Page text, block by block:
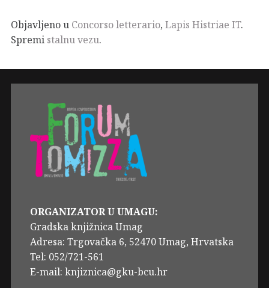
Objavljeno u Concorso letterario, Lapis Histriae IT.
Spremi stalnu vezu.
ORGANIZATOR U UMAGU:
Gradska knjižnica Umag
Adresa: Trgovačka 6, 52470 Umag, Hrvatska
Tel: 052/721-561
E-mail: knjiznica@gku-bcu.hr